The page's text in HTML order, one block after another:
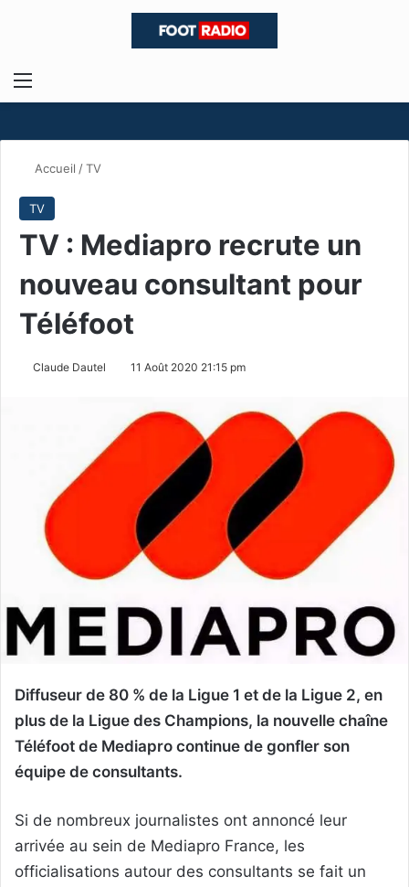
Menu
Accueil /TV
TV
TV : Mediapro recrute un
nouveau consultant pour
Téléfoot
Claude Dautel 11 Août 2020 21:15 pm
Diffuseur de 80 % de la Ligue 1 et de la Ligue 2, en
plus de la Ligue des Champions, la nouvelle chaîne
Téléfoot de Mediapro continue de gonfler son
équipe de consultants.
Si de nombreux journalistes ont annoncé leur
arrivée au sein de Mediapro France, les
officialisations autour des consultants se fait un